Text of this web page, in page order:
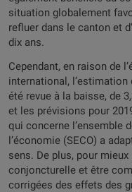
situation globalement
refluer dans le canton et
dix ans.
Cependant, en raison de
international,
été revue à la baisse, de
et les prévisions pour
qui concerne l’ensemble
l’économie (SECO) a
sens. De plus, pour
conjoncturelle et être
corrigées des effets des